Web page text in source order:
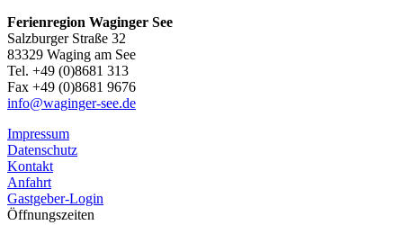
Ferienregion Waginger See
Salzburger Straße 32
83329 Waging am See
Tel. +49 (0)8681 313
Fax +49 (0)8681 9676
info@waginger-see.de
Impressum
Datenschutz
Kontakt
Anfahrt
Gastgeber-Login
Öffnungszeiten